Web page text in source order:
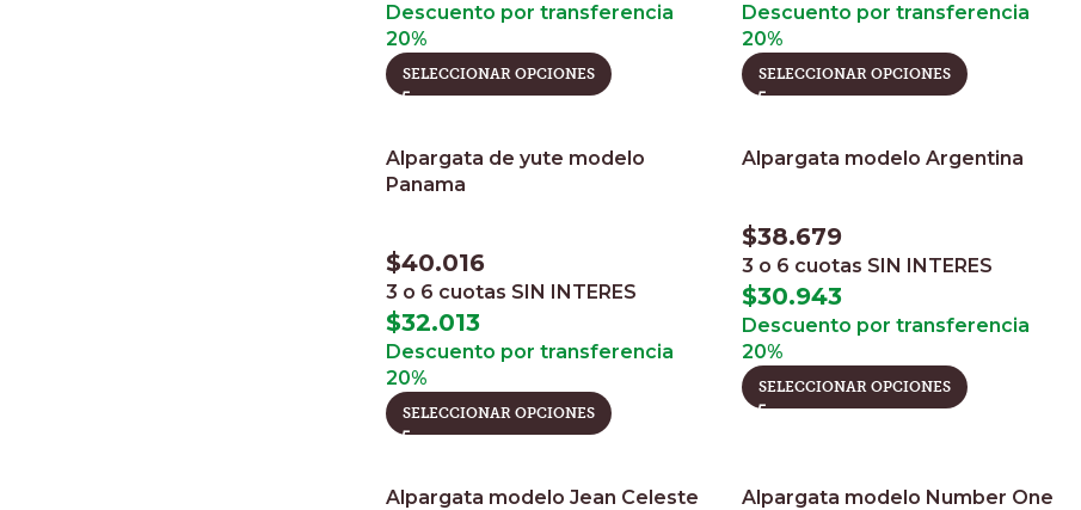
Descuento por transferencia
20%
SELECCIONAR OPCIONES
Descuento por transferencia
20%
SELECCIONAR OPCIONES
Alpargata de yute modelo
Panama
$40.016
3 o 6 cuotas SIN INTERES
$32.013
Descuento por transferencia
20%
SELECCIONAR OPCIONES
Alpargata modelo Argentina
$38.679
3 o 6 cuotas SIN INTERES
$30.943
Descuento por transferencia
20%
SELECCIONAR OPCIONES
Alpargata modelo Jean Celeste Alpargata modelo Number One